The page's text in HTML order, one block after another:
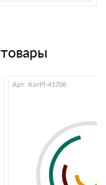
Арт. KerPl-41708